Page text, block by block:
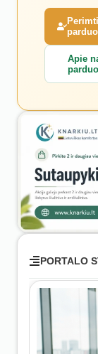
Perimti
Apie
PORTALO